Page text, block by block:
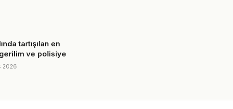
tartışılan en
gerilim ve polisiye
2026